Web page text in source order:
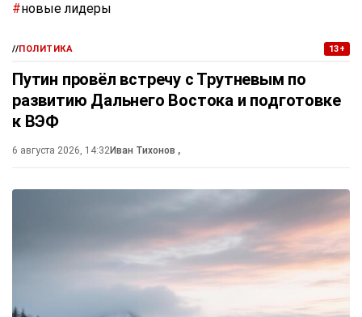
#новые лидеры
//ПОЛИТИКА 13+
Путин провёл встречу с Трутневым по
развитию Дальнего Востока и подготовке
к ВЭФ
6 августа 2026, 14:32Иван Тихонов ,